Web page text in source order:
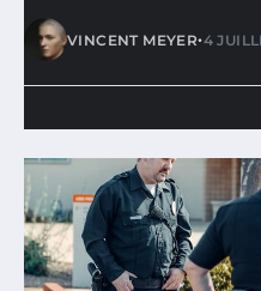
VINCENT MEYER•4